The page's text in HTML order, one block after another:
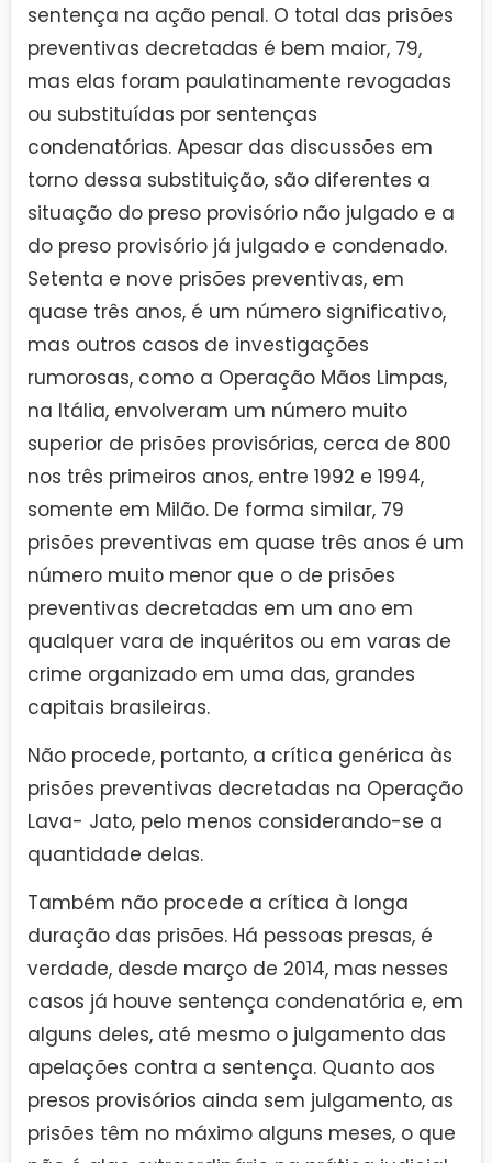
sentença na ação penal. O total das prisões
preventivas decretadas é bem maior, 79,
mas elas foram paulatinamente revogadas
ou substituídas por sentenças
condenatórias. Apesar das discussões em
torno dessa substituição, são diferentes a
situação do preso provisório não julgado e a
do preso provisório já julgado e condenado.
Setenta e nove prisões preventivas, em
quase três anos, é um número significativo,
mas outros casos de investigações
rumorosas, como a Operação Mãos Limpas,
na Itália, envolveram um número muito
superior de prisões provisórias, cerca de 800
nos três primeiros anos, entre 1992 e 1994,
somente em Milão. De forma similar, 79
prisões preventivas em quase três anos é um
número muito menor que o de prisões
preventivas decretadas em um ano em
qualquer vara de inquéritos ou em varas de
crime organizado em uma das, grandes
capitais brasileiras.
Não procede, portanto, a crítica genérica às
prisões preventivas decretadas na Operação
Lava- Jato, pelo menos considerando-se a
quantidade delas.
Também não procede a crítica à longa
duração das prisões. Há pessoas presas, é
verdade, desde março de 2014, mas nesses
casos já houve sentença condenatória e, em
alguns deles, até mesmo o julgamento das
apelações contra a sentença. Quanto aos
presos provisórios ainda sem julgamento, as
prisões têm no máximo alguns meses, o que